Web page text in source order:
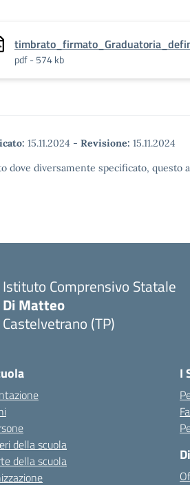
pdf - 574 kb
15.11.2024 - Revisione: 15.11.2024
dove diversamente specificato,
Istituto Comprensivo Statale
Di Matteo
Castelvetrano (TP)
della scuola
della scuola
I